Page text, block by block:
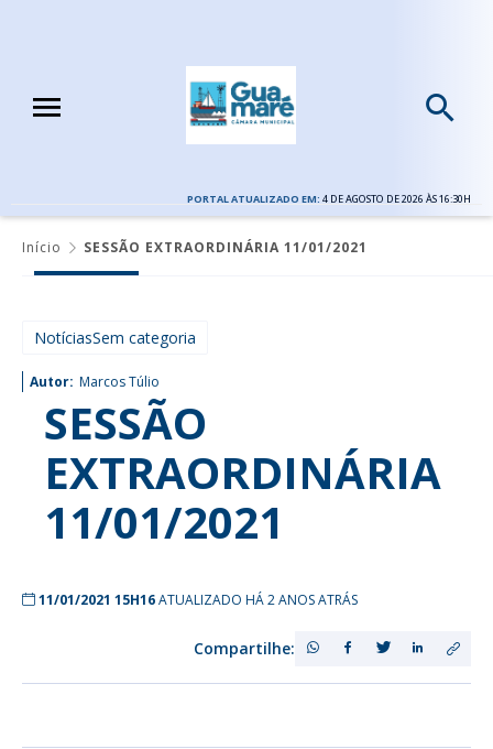
PORTAL ATUALIZADO EM: 4 DE AGOSTO DE 2026 ÀS 16:30H
Início SESSÃO EXTRAORDINÁRIA 11/01/2021
NotíciasSem categoria
Autor: Marcos Túlio
SESSÃO
EXTRAORDINÁRIA
11/01/2021
11/01/2021 15H16ATUALIZADO HÁ 2 ANOS ATRÁS
Compartilhe: